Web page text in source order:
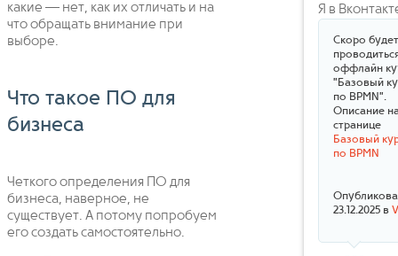
какие — нет, как их отличать и на
что обращать внимание при
выборе.
Что такое ПО для
бизнеса
Четкого определения ПО для
бизнеса, наверное, не
существует. А потому попробуем
его создать самостоятельно.
Я в
Скоро будет
оффлайн
"Базовый
по BPMN".
Описание
странице
Базовый
по BPMN
23.12.2025 в